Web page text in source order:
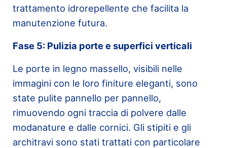
trattamento idrorepellente che facilita la
manutenzione futura.
Fase 5: Pulizia porte e superfici verticali
Le porte in legno massello, visibili nelle
immagini con le loro finiture eleganti, sono
state pulite pannello per pannello,
rimuovendo ogni traccia di polvere dalle
modanature e dalle cornici. Gli stipiti e gli
architravi sono stati trattati con particolare